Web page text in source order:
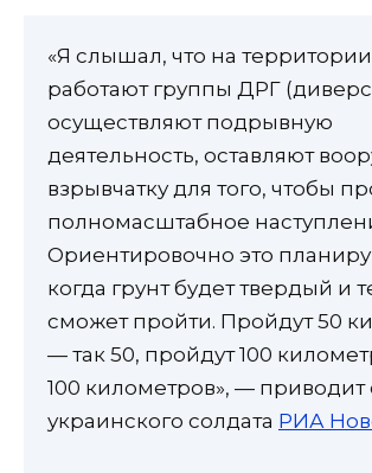
«Я слышал, что на
работают группы ДРГ
осуществляют подрывную
деятельность, оставляют
взрывчатку для того, чтобы
полномасштабное
Ориентировочно это
когда грунт будет твердый и
сможет пройти. Пройдут 50
— так 50, пройдут 100
100 километров», — приводит
украинского солдата РИА